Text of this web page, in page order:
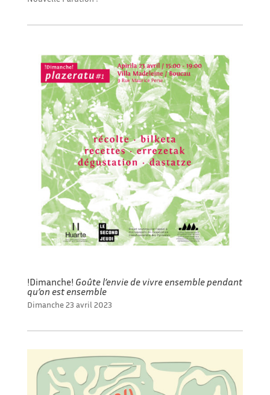
!Dimanche! Goûte l’envie de vivre ensemble pendant
qu’on est ensemble
Dimanche 23 avril 2023